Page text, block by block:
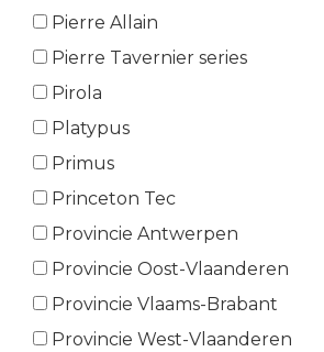
Pierre Allain
Pierre Tavernier series
Pirola
Platypus
Primus
Princeton Tec
Provincie Antwerpen
Provincie Oost-Vlaanderen
Provincie Vlaams-Brabant
Provincie West-Vlaanderen